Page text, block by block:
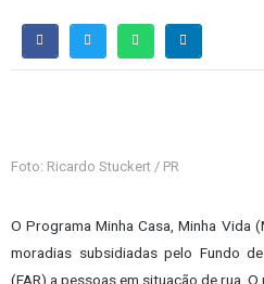
Foto: Ricardo Stuckert / PR
O Programa Minha Casa, Minha Vida
moradias subsidiadas pelo Fundo
(FAR) a pessoas em situação de rua.